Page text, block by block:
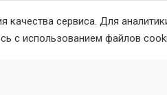
с автомобилем
сервиса. Для
с использованием файлов